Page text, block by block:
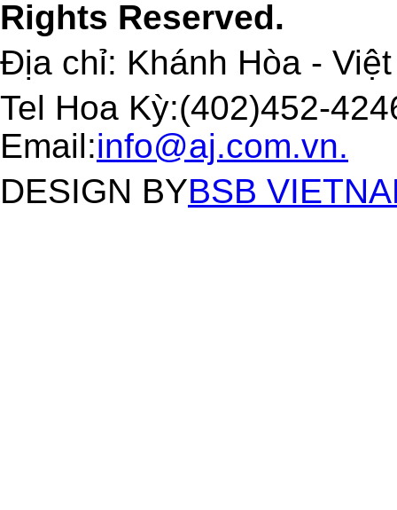
Rights Reserved.
Địa chỉ: Khánh Hòa -
Tel Hoa Kỳ:(402)452-
Email:info@aj.com.vn.
DESIGN BYBSB